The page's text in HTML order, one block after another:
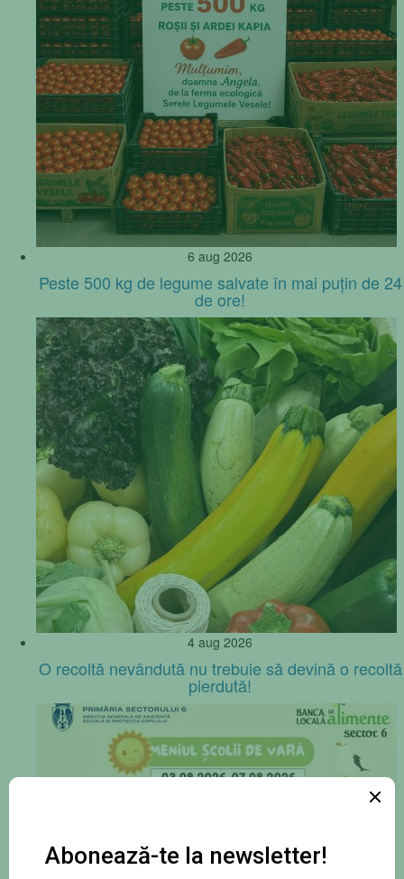
6 aug 2026
Peste 500 kg de legume salvate în mai puțin de 24
de ore!
4 aug 2026
O recoltă nevândută nu trebuie să devină o recoltă
pierdută!